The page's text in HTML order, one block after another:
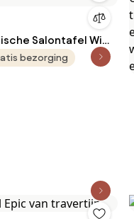
Salontafel Wit
bezorging